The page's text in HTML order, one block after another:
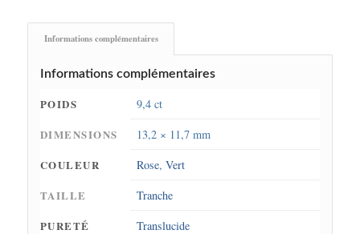
Informations complémentaires
Informations complémentaires
POIDS
9,4 ct
DIMENSIONS
13,2 × 11,7 mm
COULEUR
Rose, Vert
TAILLE
Tranche
PURETÉ
Translucide